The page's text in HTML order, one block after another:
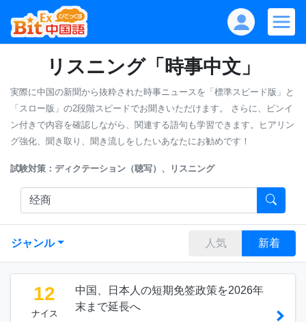
リスニング「時事中文」
実際に中国の新聞から抜粋された時事ニュースを「標準スピード版」と
「スロー版」の2段階スピードでお聞きいただけます。
さらに、ピンイ
ン付きで内容を確認しながら、関連する語句も学習できます。ヒアリン
グ強化、聞き取り、聞き流しをしたいあなたにお勧めです！
試験対策：ディクテーション（聴写）、リスニング
ジャンル 人気 新着
12
ナイス
中国、日本人の短期免签政策を2026年
末まで延長へ